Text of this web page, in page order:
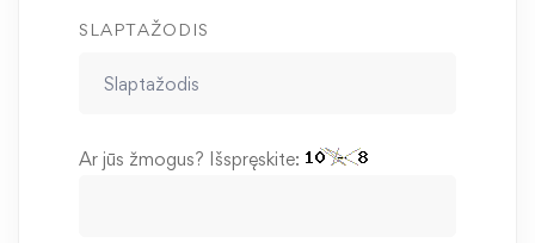
SLAPTAŽODIS
Ar jūs žmogus? Išspręskite: